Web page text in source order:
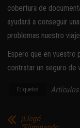
cobertura de
ayudará a conseguir
problemas nuestro
Espero que en vuestro
contratar un seguro de
Etiquetas Artículos
¡Llegó